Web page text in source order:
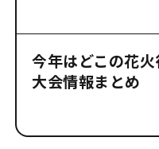
今年はどこの花
大会情報まとめ